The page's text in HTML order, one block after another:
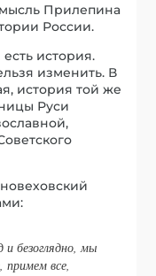
Прилепина
России.
история.
изменить. В
история той же
Руси
и безоглядно, мы
примем все,